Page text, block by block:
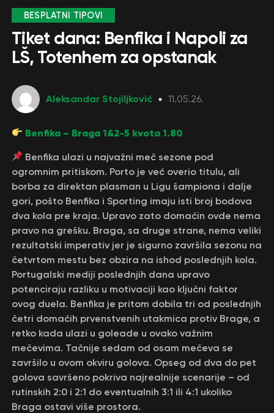
BESPLATNI TIPOVI
Tiket dana: Benfika i Napoli za
LŠ, Totenhem za opstanak
Aleksandar Stojiljković 11.05.26.
Benfika – Braga 1&2-5 kvota 1.80
Benfika ulazi u najvažni meč sezone pod
ogromnim pritiskom. Porto je već overio titulu, ali
borba za direktan plasman u Ligu šampiona i dalje
gori, pošto Benfika i Sporting imaju isti broj bodova
dva kola pre kraja. Upravo zato domaćin ovde nema
pravo na grešku. Braga, sa druge strane, nema veliki
rezultatski imperativ jer je sigurno završila sezonu na
četvrtom mestu bez obzira na ishod poslednjih kola.
Portugalski mediji poslednjih dana upravo
potenciraju razliku u motivaciji kao ključni faktor
ovog duela. Benfika je pritom dobila tri od poslednjih
četri domaćih prvenstvenih utakmica protiv Brage, a
retko kada ulazi u goleade u ovako važnim
mečevima. Tačnije sedam od osam mečeva se
završilo u ovom okviru golova. Opseg od dva do pet
golova savršeno pokriva najrealnije scenarije – od
rutinskih 2:0 i 2:1 do eventualnih 3:1 ili 4:1 ukoliko
Braga ostavi više prostora.